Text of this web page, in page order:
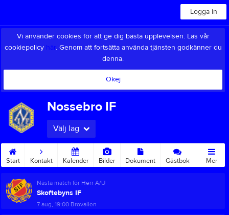
Logga in
Vi använder cookies för att ge dig bästa upplevelsen. Läs vår
cookiepolicy här. Genom att fortsätta använda tjänsten godkänner du
denna.
Okej
Nossebro IF
Välj lag
Start Kontakt Kalender Bilder Dokument Gästbok Mer
Nästa match för Herr A/U
Skoftebyns IF
7 aug, 19:00 Brovallen